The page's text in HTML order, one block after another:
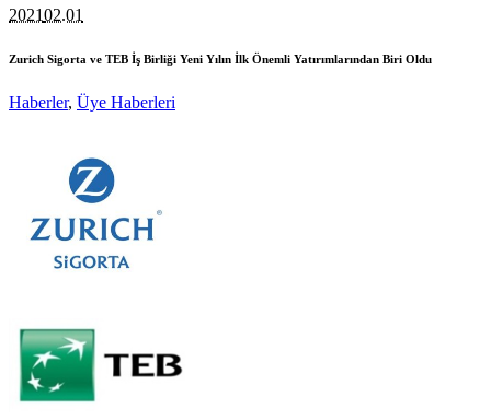
202102.01
Zurich Sigorta ve TEB İş Birliği Yeni Yılın İlk Önemli Yatırımlarından Biri Oldu
Haberler, Üye Haberleri